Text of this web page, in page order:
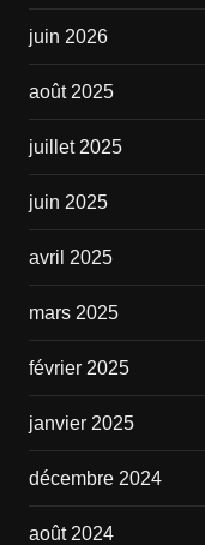
juin 2026
août 2025
juillet 2025
juin 2025
avril 2025
mars 2025
février 2025
janvier 2025
décembre 2024
août 2024